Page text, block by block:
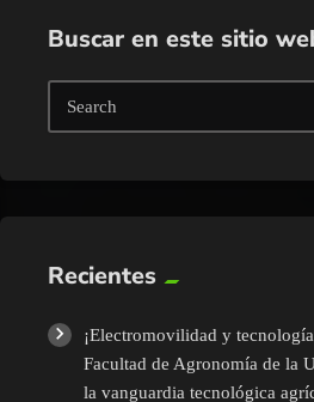
Buscar en este sitio
Search
Recientes
¡Electromovilidad y
Facultad de Agronomía de la
la vanguardia tecnológica